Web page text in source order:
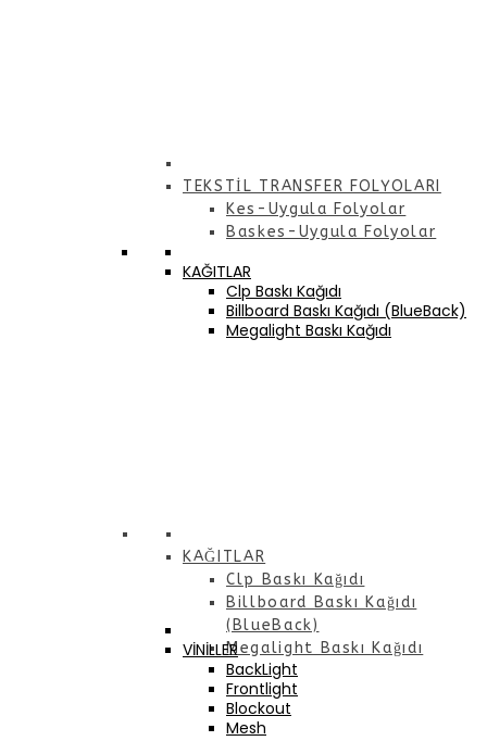
TEKSTİL TRANSFER FOLYOLARI
Kes-Uygula Folyolar
Baskes-Uygula Folyolar
KAĞITLAR
Clp Baskı Kağıdı
Billboard Baskı Kağıdı
(BlueBack)
Megalight Baskı Kağıdı
KAĞITLAR
Clp Baskı Kağıdı
Billboard Baskı Kağıdı (BlueBack)
Megalight Baskı Kağıdı
VİNİLLER
BackLight
Frontlight
Blockout
Mesh